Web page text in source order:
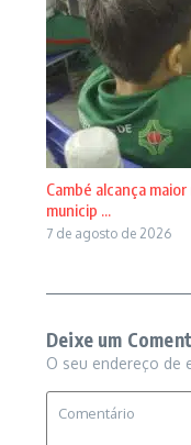
Cambé alcança
municip ...
7 de agosto de 2026
Deixe um
O seu endereço de